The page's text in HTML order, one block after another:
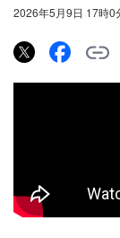
2026年5月9日 17時0